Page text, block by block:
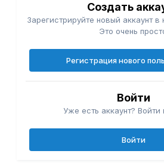
Создать
Зарегистрируйте новый аккаунт
Это очень
Регистрация нового
Войти
Уже есть аккаунт? Войти
Войти